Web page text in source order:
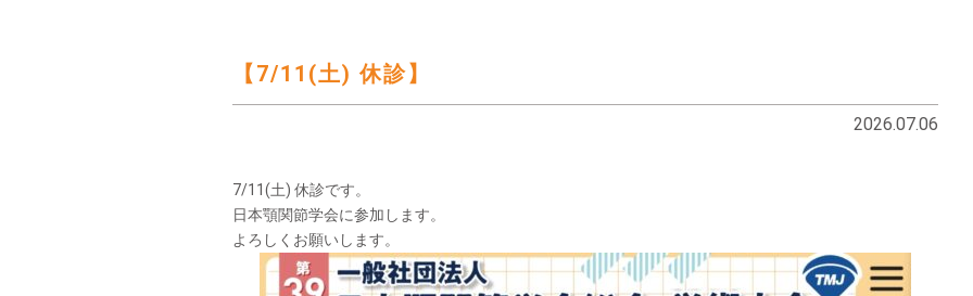
【7/11(土) 休診】
2026.07.06
7/11(土) 休診です。
日本顎関節学会に参加します。
よろしくお願いします。